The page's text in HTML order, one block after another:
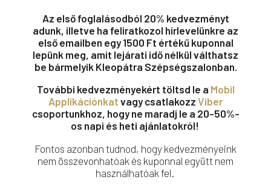
Az első foglalásodból 20% kedvezményt
adunk, illetve ha feliratkozol hírlevelünkre az
első emailben egy 1500 Ft értékű kuponnal
lepünk meg, amit lejárati idő nélkül válthatsz
be bármelyik Kleopátra Szépségszalonban.
További kedvezményekért töltsd le a Mobil
Applikációnkat vagy csatlakozz Viber
csoportunkhoz, hogy ne maradj le a 20-50%-
os napi és heti ajánlatokról!
Fontos azonban tudnod, hogy kedvezményeink
nem összevonhatóak és kuponnal együtt nem
használhatóak fel.